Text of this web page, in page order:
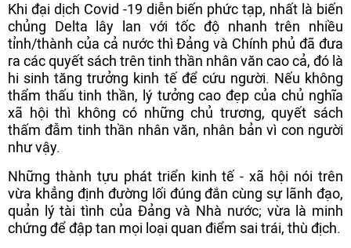
Khi đại dịch Covid -19 diễn biến phức tạp, nhất là biến
chủng Delta lây lan với tốc độ nhanh trên nhiều
tỉnh/thành của cả nước thì Đảng và Chính phủ đã đưa
ra các quyết sách trên tinh thần nhân văn cao cả, đó là
hi sinh tăng trưởng kinh tế để cứu người. Nếu không
thẩm thấu tinh thần, lý tưởng cao đẹp của chủ nghĩa
xã hội thì không có những chủ trương, quyết sách
thấm đẫm tinh thần nhân văn, nhân bản vì con người
như vậy.
Những thành tựu phát triển kinh tế - xã hội nói trên
vừa khẳng định đường lối đúng đắn cùng sự lãnh đạo,
quản lý tài tình của Đảng và Nhà nước; vừa là minh
chứng để đập tan mọi loại quan điểm sai trái, thù địch.